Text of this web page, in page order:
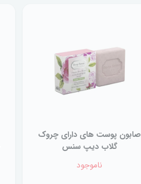
صابون پوست های دارای چروک
گلاب دیپ سنس
ناموجود